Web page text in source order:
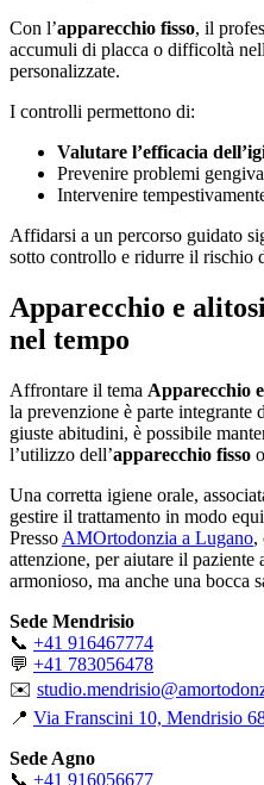
Con l’apparecchio fisso, il
accumuli di placca o difficoltà
personalizzate.
I controlli permettono di:
Valutare l’efficacia
Prevenire problemi
Intervenire
Affidarsi a un percorso guidato
sotto controllo e ridurre il rischio
Apparecchio e
nel tempo
Affrontare il tema Apparecchio
la prevenzione è parte
giuste abitudini, è possibile
l’utilizzo dell’apparecchio fisso
Una corretta igiene orale,
gestire il trattamento in modo
Presso AMOrtodonzia a Lugano,
attenzione, per aiutare il paziente
armonioso, ma anche una bocca
Sede Mendrisio
📞 +41 916467774
💬 +41 783056478
✉️
📍 Via Franscini 10, Mendrisio
Sede Agno
📞 +41 916056677